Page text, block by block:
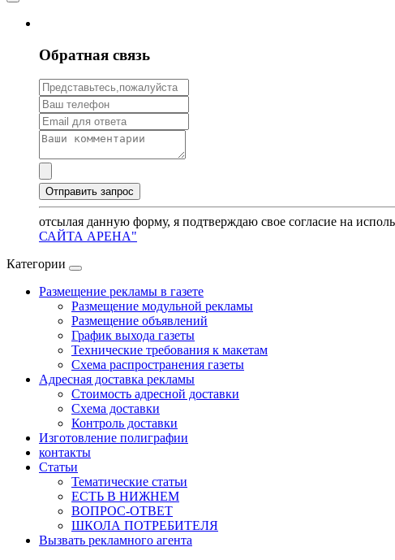
Обратная связь
отсылая данную форму, я подтверждаю свое согласие на
САЙТА АРЕНА"
Категории
Размещение рекламы в газете
Размещение модульной рекламы
Размещение объявлений
График выхода газеты
Технические требования к макетам
Схема распространения газеты
Адресная доставка рекламы
Стоимость адресной доставки
Схема доставки
Контроль доставки
Изготовление полиграфии
контакты
Статьи
Тематические статьи
ЕСТЬ В НИЖНЕМ
ВОПРОС-ОТВЕТ
ШКОЛА ПОТРЕБИТЕЛЯ
Вызвать рекламного агента